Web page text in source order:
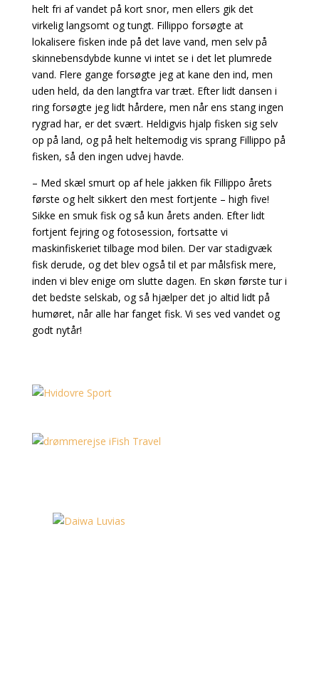
helt fri af vandet på kort snor, men ellers gik det
virkelig langsomt og tungt. Fillippo forsøgte at
lokalisere fisken inde på det lave vand, men selv på
skinnebensdybde kunne vi intet se i det let plumrede
vand. Flere gange forsøgte jeg at kane den ind, men
uden held, da den langtfra var træt. Efter lidt dansen i
ring forsøgte jeg lidt hårdere, men når ens stang ingen
rygrad har, er det svært. Heldigvis hjalp fisken sig selv
op på land, og på helt heltemodig vis sprang Fillippo på
fisken, så den ingen udvej havde.
– Med skæl smurt op af hele jakken fik Fillippo årets
første og helt sikkert den mest fortjente – high five!
Sikke en smuk fisk og så kun årets anden. Efter lidt
fortjent fejring og fotosession, fortsatte vi
maskinfiskeriet tilbage mod bilen. Der var stadigvæk
fisk derude, og det blev også til et par målsfisk mere,
inden vi blev enige om slutte dagen. En skøn første tur i
det bedste selskab, og så hjælper det jo altid lidt på
humøret, når alle har fanget fisk. Vi ses ved vandet og
godt nytår!